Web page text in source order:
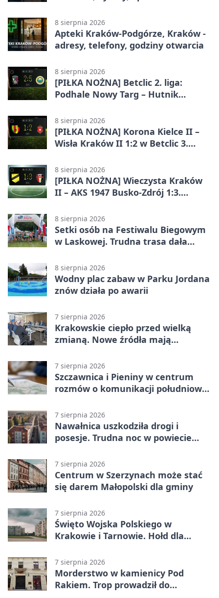
8 sierpnia 2026
Apteki Kraków-Podgórze, Kraków -
adresy, telefony, godziny otwarcia
8 sierpnia 2026
[PIŁKA NOŻNA] Betclic 2. liga:
Podhale Nowy Targ – Hutnik
efektownym zwycięstwem
8 sierpnia 2026
[PIŁKA NOŻNA] Korona Kielce II –
Wisła Kraków II 1:2 w Betclic 3.
odwróciła losy meczu
8 sierpnia 2026
[PIŁKA NOŻNA] Wieczysta Kraków
II – AKS 1947 Busko-Zdrój 1:3.
Liga Grupa 4 (Grupa IV)
8 sierpnia 2026
Setki osób na Festiwalu Biegowym
w Laskowej. Trudna trasa dała
8 sierpnia 2026
Wodny plac zabaw w Parku Jordana
znów działa po awarii
7 sierpnia 2026
Krakowskie ciepło przed wielką
zmianą. Nowe źródła mają
7 sierpnia 2026
Szczawnica i Pieniny w centrum
rozmów o komunikacji południowej
7 sierpnia 2026
Nawałnica uszkodziła drogi i
posesje. Trudna noc w powiecie
7 sierpnia 2026
Centrum w Szerzynach może stać
się darem Małopolski dla gminy
7 sierpnia 2026
Święto Wojska Polskiego w
Krakowie i Tarnowie. Hołd dla
7 sierpnia 2026
Morderstwo w kamienicy Pod
Rakiem. Trop prowadził do